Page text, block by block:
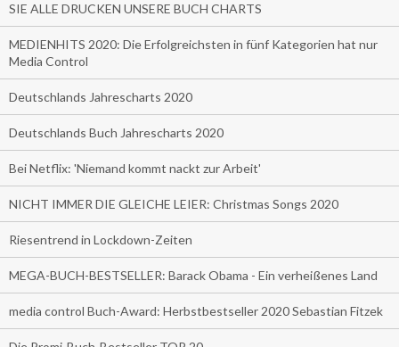
SIE ALLE DRUCKEN UNSERE BUCH CHARTS
MEDIENHITS 2020: Die Erfolgreichsten in fünf Kategorien hat nur
Media Control
Deutschlands Jahrescharts 2020
Deutschlands Buch Jahrescharts 2020
Bei Netflix: 'Niemand kommt nackt zur Arbeit'
NICHT IMMER DIE GLEICHE LEIER: Christmas Songs 2020
Riesentrend in Lockdown-Zeiten
MEGA-BUCH-BESTSELLER: Barack Obama - Ein verheißenes Land
media control Buch-Award: Herbstbestseller 2020 Sebastian Fitzek